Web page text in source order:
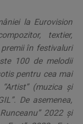
la Eurovision
textier,
în festivaluri
100 de melodii
pentru cea mai
(muzica și
De asemenea,
2022 și